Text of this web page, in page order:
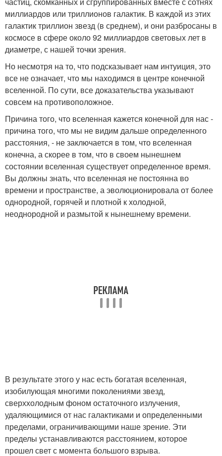
миллиардов или триллионов галактик. В каждой из этих
галактик триллион звезд (в среднем), и они разбросаны в
космосе в сфере около 92 миллиардов световых лет в
диаметре, с нашей точки зрения.
Но несмотря на то, что подсказывает нам интуиция, это
все не означает, что мы находимся в центре конечной
вселенной. По сути, все доказательства указывают
совсем на противоположное.
Причина того, что вселенная кажется конечной для нас -
причина того, что мы не видим дальше определенного
расстояния, - не заключается в том, что вселенная
конечна, а скорее в том, что в своем нынешнем
состоянии вселенная существует определенное время.
Вы должны знать, что вселенная не постоянна во
времени и пространстве, а эволюционировала от более
однородной, горячей и плотной к холодной,
неоднородной и размытой к нынешнему времени.
В результате этого у нас есть богатая вселенная,
изобилующая многими поколениями звезд,
сверххолодным фоном остаточного излучения,
удаляющимися от нас галактиками и определенными
пределами, ограничивающими наше зрение. Эти
пределы устанавливаются расстоянием, которое
прошел свет с момента большого взрыва.